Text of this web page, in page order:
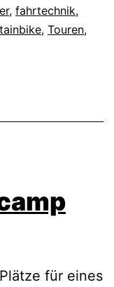
, fahrtechnik,
, Touren,
für eines